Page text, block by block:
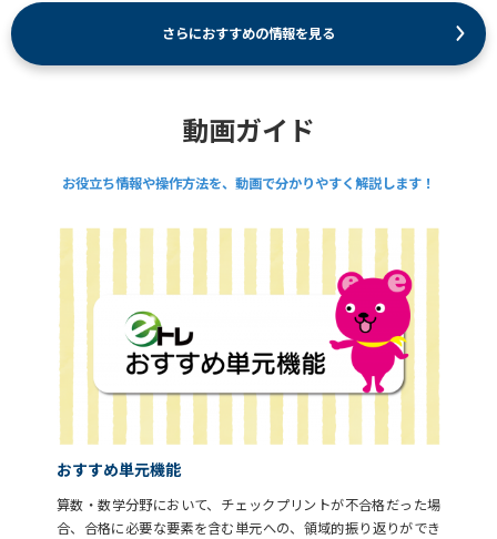
さらにおすすめの情報を見る
動画ガイド
お役立ち情報や操作方法を、動画で分かりやすく解説します！
おすすめ単元機能
算数・数学分野において、チェックプリントが不合格だった場
合、合格に必要な要素を含む単元への、領域的振り返りができ